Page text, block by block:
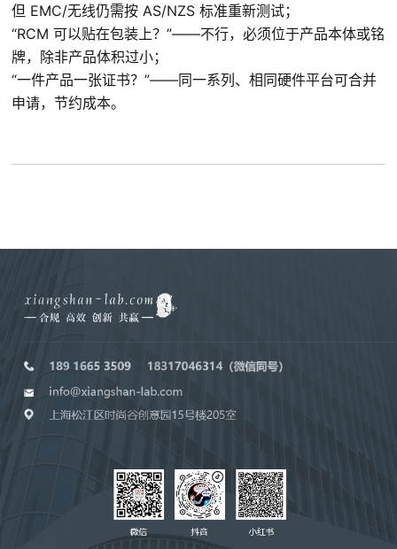
加拿大 MDEL注册
泰国 TFDA 注册
韩国 MFDS 注册
新加坡 HSA 注册
美国授权代表（美代）
土耳其授权代表（土代）
但 EMC/无线仍需按 AS/NZS 标准重新测试；
“RCM 可以贴在包装上？”——不行，必须位于产品本体或铭
牌，除非产品体积过小；
“一件产品一张证书？”——同一系列、相同硬件平台可合并
申请，节约成本。